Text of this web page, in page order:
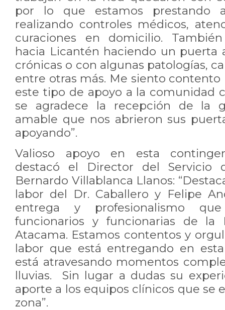
por lo que estamos prestando
realizando controles médicos,
curaciones en domicilio.
hacia Licantén haciendo un puerta
crónicas o con algunas patologías,
entre otras más. Me siento
este tipo de apoyo a la comunidad
se agradece la recepción de la
amable que nos abrieron sus
apoyando”.
Valioso apoyo en esta
destacó el Director del Servicio
Bernardo Villablanca Llanos:
labor del Dr. Caballero y Felipe
entrega y profesionalismo
funcionarios y funcionarias de la
Atacama. Estamos contentos y
labor que está entregando en
está atravesando momentos
lluvias. Sin lugar a dudas su
aporte a los equipos clínicos que se
zona”.